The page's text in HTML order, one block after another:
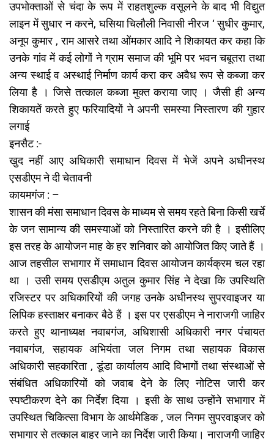
उपभोक्ताओं से चंदा के रूप में राहतशुल्क वसूलने के बाद भी विद्युत
लाइन में सुधार न करने, घसिया चिलौली निवासी नीरज ‘ सुधीर कुमार,
अनूप कुमार , राम आसरे तथा ओंमकार आदि ने शिकायत कर कहा कि
उनके गांव में कई लोगों ने ग्राम समाज की भूमि पर भवन चबूतरा तथा
अन्य स्थाई व अस्थाई निर्माण कार्य करा कर अवैध रूप से कब्जा कर
लिया है । जिसे तत्काल कब्जा मुक्त कराया जाए । जैसी ही अन्य
शिकायतें करते हुए फरियादियों ने अपनी समस्या निस्तारण की गुहार
लगाई
इनसैट :-
खुद नहीं आए अधिकारी समाधान दिवस में भेजें अपने अधीनस्थ
एसडीएम ने दी चेतावनी
कायमगंज : –
शासन की मंसा समाधान दिवस के माध्यम से समय रहते बिना किसी खर्चे
के जन सामान्य की समस्याओं को निस्तारित करने की है । इसीलिए
इस तरह के आयोजन माह के हर शनिवार को आयोजित किए जाते हैं ।
आज तहसील सभागार में समाधान दिवस आयोजन कार्यक्रम चल रहा
था । उसी समय एसडीएम अतुल कुमार सिंह ने देखा कि उपस्थिति
रजिस्टर पर अधिकारियों की जगह उनके अधीनस्थ सुपरवाइजर या
लिपिक हस्ताक्षर बनाकर बैठे हैं । इस पर एसडीएम ने नाराजगी जाहिर
करते हुए थानाध्यक्ष नवाबगंज, अधिशासी अधिकारी नगर पंचायत
नवाबगंज, सहायक अभियंता जल निगम तथा सहायक विकास
अधिकारी सहकारिता , डूंडा कार्यालय आदि विभागों तथा संस्थाओं से
संबंधित अधिकारियों को जवाब देने के लिए नोटिस जारी कर
स्पष्टीकरण देने का निर्देश दिया । इसी के साथ उन्होंने सभागार में
उपस्थित चिकित्सा विभाग के आर्थमेडिक , जल निगम सुपरवाइजर को
सभागार से तत्काल बाहर जाने का निर्देश जारी किया। नाराजगी जाहिर